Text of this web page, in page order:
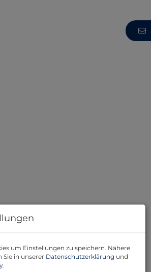
Erstbezug bietet Ihnen auf
m² Wohnfläche modernen
um Einstellungen zu speichern. Nähere
in unserer Datenschutzerklärung und
.